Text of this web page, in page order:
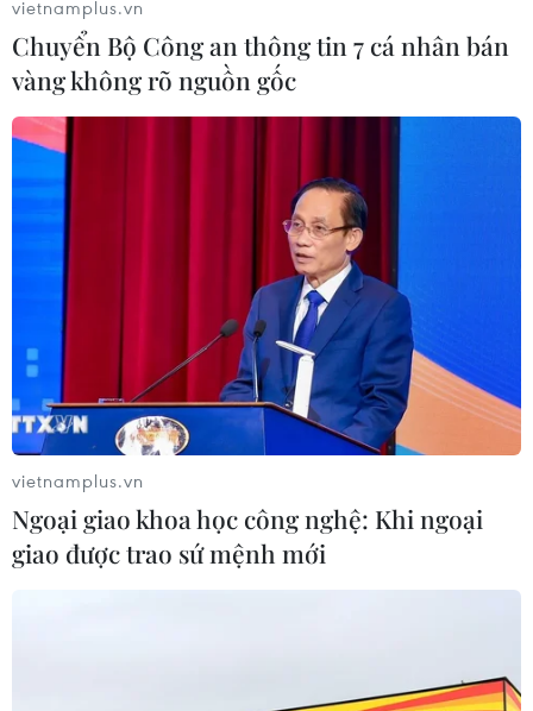
Nhiều người thiệt mạng trong các vụ tấn
công ở miền Đông CHDC Congo
Nhóm phiến quân ADF đã thực hiện vụ tấn công nhằm
vào thị trấn Kisima, khiến ít nhất 4 người thiệt mạng.
Hiện chưa có số liệu chính thức về các trường hợp
thương vong tại đây.
vietnamplus.vn
Chuyển Bộ Công an thông tin 7 cá nhân bán
vàng không rõ nguồn gốc
vietnamplus.vn
Ngoại giao khoa học công nghệ: Khi ngoại
giao được trao sứ mệnh mới